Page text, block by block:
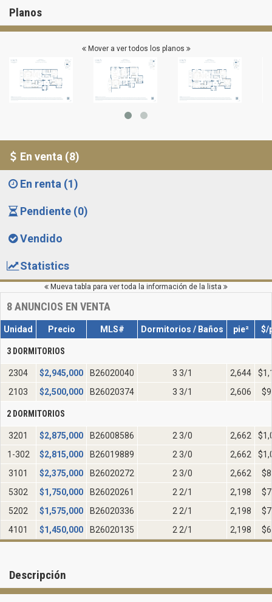
Planos
Mover a ver todos los planos
En venta (8)
En renta (1)
Pendiente (0)
Vendido
Statistics
Mueva tabla para ver toda la información de la lista
8ANUNCIOS EN VENTA
Unidad Precio MLS# Dormitorios / Baños pie² $/
3 DORMITORIOS
2304 $2,945,000 B26020040 3 3/1 2,644
2103
$2,500,000 B26020374 3 3/1 2,606
2 DORMITORIOS
3201 $2,875,000 B26008586 2 3/0 2,662
1-302
$2,815,000 B26019889 2 3/0 2,662
3101
$2,375,000 B26020272 2 3/0 2,662
5302
$1,750,000 B26020261 2 2/1 2,198
5202
$1,575,000 B26020336 2 2/1 2,198
4101
$1,450,000 B26020135 2 2/1 2,198
Descripción